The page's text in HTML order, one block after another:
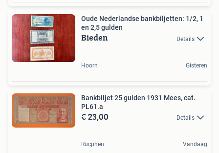
Oude Nederlandse bankbiljetten: 1/2, 1
en 2,5 gulden
Bieden Details
Hoorn Gisteren
Bankbiljet 25 gulden 1931 Mees, cat.
PL61.a
€ 23,00 Details
Rucphen Vandaag